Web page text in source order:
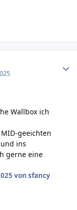
Wallbox ich
geeichten
ins
gerne eine
von sfancy